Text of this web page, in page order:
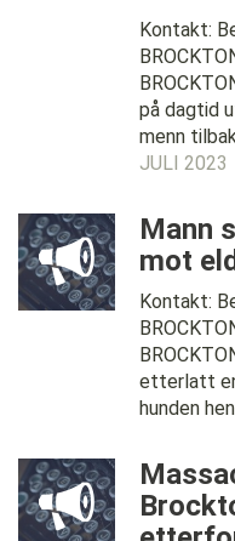
Kontakt:
på dagtid
menn
JULI 2023
Mann
mot
Kontakt:
etterlatt
hunden